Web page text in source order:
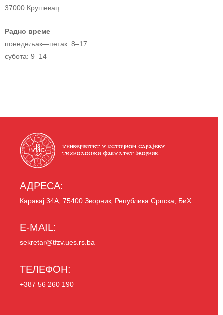
37000 Крушевац
Радно време
понедељак—петак: 8–17
субота: 9–14
АДРЕСА:
Каракај 34A, 75400 Зворник, Република Српска, БиХ
E-MAIL:
sekretar@tfzv.ues.rs.ba
ТЕЛЕФОН:
+387 56 260 190